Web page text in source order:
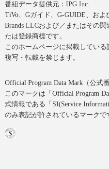
番組データ提供元：IPG Inc.
TiVo、Gガイド、G-GUIDE、お
Brands LLCおよび／またはその
たは登録商標です。
このホームページに掲載してい
複写・転載を禁じます。
Official Program Data Mark（公式
このマークは「Official Program
式情報である「SI(Service
のみ表記が許されているマークで